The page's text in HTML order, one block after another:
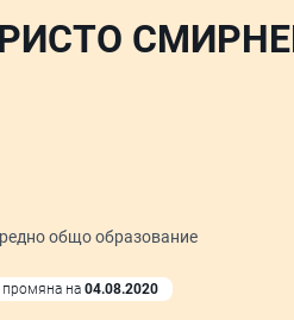
общо образование
промяна на 04.08.2020